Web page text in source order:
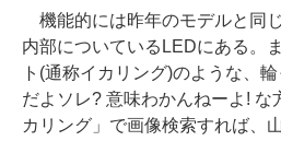
機能的には昨年のモデルと同
内部についているLEDにある。
ト(通称イカリング)のような、
だよソレ? 意味わかんねーよ! な
カリング」で画像検索すれば、